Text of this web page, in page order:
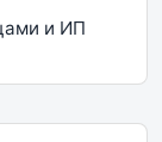
и ИП